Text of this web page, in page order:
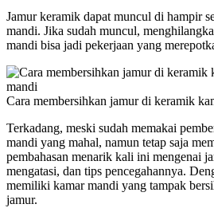
Jamur keramik dapat muncul di hampir
mandi. Jika sudah muncul,
mandi bisa jadi pekerjaan yang
Cara membersihkan jamur di keramik
Terkadang, meski sudah memakai
mandi yang mahal, namun tetap saja
pembahasan menarik kali ini mengenai
mengatasi, dan tips pencegahannya.
memiliki kamar mandi yang tampak
jamur.